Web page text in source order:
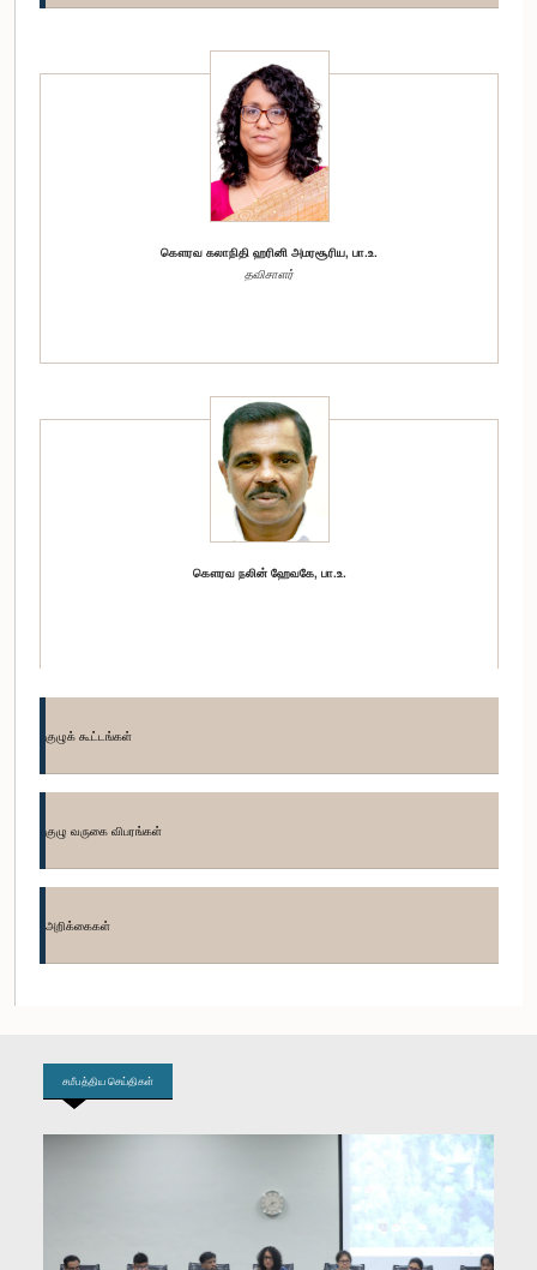
கௌரவ கலாநிதி ஹரினி அமரசூரிய, பா.உ.
தவிசாளர்
கௌரவ நலின் ஹேவகே, பா.உ.
கௌரவ (திருமதி) ரோஹினீ குமாரி விஜேரத்ன, பா.உ.
உறுப்பினர்
குழுக் கூட்டங்கள்
குழு வருகை விபரங்கள்
அறிக்கைகள்
சமீபத்திய செய்திகள்